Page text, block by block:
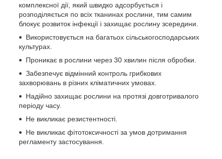
комплексної дії, який швидко адсорбується і
розподіляється по всіх тканинах рослини, тим самим
блокує розвиток інфекції і захищає рослину зсередини.
Використовується на багатьох сільськогосподарських
культурах.
Проникає в рослини через 30 хвилин після обробки.
Забезпечує відмінний контроль грибкових
захворювань в різних кліматичних умовах.
Надійно захищає рослини на протязі довготривалого
періоду часу.
Не викликає резистентності.
Не викликає фітотоксичності за умов дотримання
регламенту застосування.